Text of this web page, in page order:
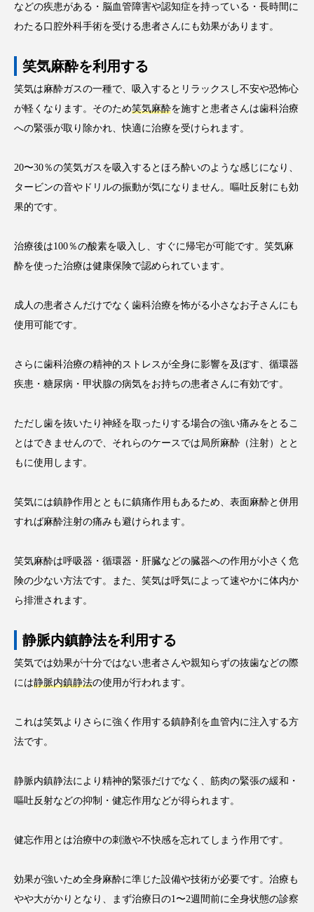
などの疾患がある・脳血管障害や認知症を持っている・長時間に
わたる口腔外科手術を受ける患者さんにも効果があります。
笑気麻酔を利用する
笑気は麻酔ガスの一種で、吸入するとリラックスし不安や恐怖心
が軽くなります。そのため笑気麻酔を施すと患者さんは歯科治療
への緊張が取り除かれ、快適に治療を受けられます。
20〜30％の笑気ガスを吸入するとほろ酔いのような感じになり、
タービンの音やドリルの振動が気になりません。嘔吐反射にも効
果的です。
治療後は100％の酸素を吸入し、すぐに帰宅が可能です。笑気麻
酔を使った治療は健康保険で認められています。
成人の患者さんだけでなく歯科治療を怖がる小さなお子さんにも
使用可能です。
さらに歯科治療の精神的ストレスが全身に影響を及ぼす、循環器
疾患・糖尿病・甲状腺の病気をお持ちの患者さんに有効です。
ただし歯を抜いたり神経を取ったりする場合の強い痛みをとるこ
とはできませんので、それらのケースでは局所麻酔（注射）とと
もに使用します。
笑気には鎮静作用とともに鎮痛作用もあるため、表面麻酔と併用
すれば麻酔注射の痛みも避けられます。
笑気麻酔は呼吸器・循環器・肝臓などの臓器への作用が小さく危
険の少ない方法です。また、笑気は呼気によって速やかに体内か
ら排泄されます。
静脈内鎮静法を利用する
笑気では効果が十分ではない患者さんや親知らずの抜歯などの際
には静脈内鎮静法の使用が行われます。
これは笑気よりさらに強く作用する鎮静剤を血管内に注入する方
法です。
静脈内鎮静法により精神的緊張だけでなく、筋肉の緊張の緩和・
嘔吐反射などの抑制・健忘作用などが得られます。
健忘作用とは治療中の刺激や不快感を忘れてしまう作用です。
効果が強いため全身麻酔に準じた設備や技術が必要です。治療も
やや大がかりとなり、まず治療日の1〜2週間前に全身状態の診察